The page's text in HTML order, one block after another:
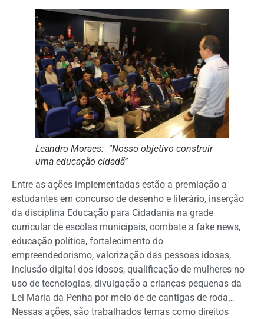
Leandro Moraes: “Nosso objetivo construir
uma educação cidadã”
Entre as ações implementadas estão a premiação a
estudantes em concurso de desenho e literário, inserção
da disciplina Educação para Cidadania na grade
curricular de escolas municipais, combate a fake news,
educação política, fortalecimento do
empreendedorismo, valorização das pessoas idosas,
inclusão digital dos idosos, qualificação de mulheres no
uso de tecnologias, divulgação a crianças pequenas da
Lei Maria da Penha por meio de de cantigas de roda…
Nessas ações, são trabalhados temas como direitos